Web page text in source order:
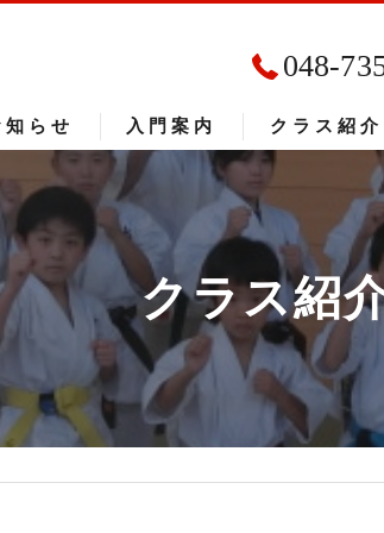
048-
知らせ 入門案内
入門者の声
大会成績
クラス紹介
クラス紹